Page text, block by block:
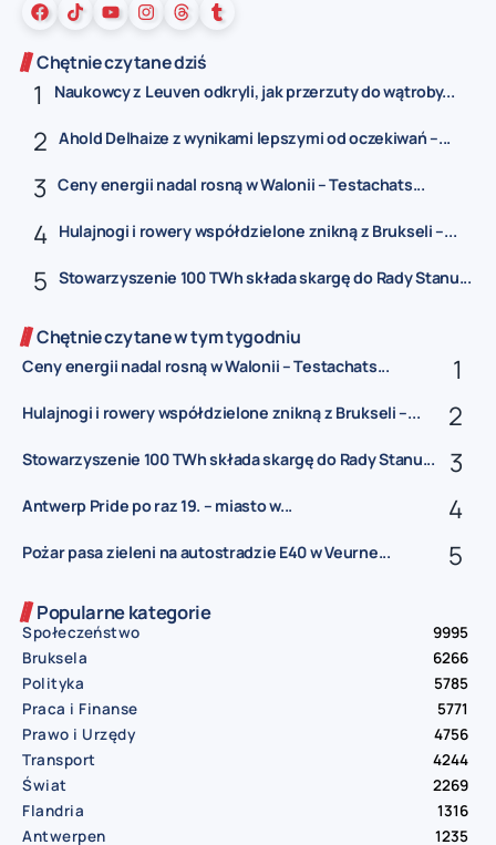
Chętnie czytane dziś
Naukowcy z Leuven odkryli, jak przerzuty do wątroby...
Ahold Delhaize z wynikami lepszymi od oczekiwań –...
Ceny energii nadal rosną w Walonii – Testachats...
Hulajnogi i rowery współdzielone znikną z Brukseli –...
Stowarzyszenie 100 TWh składa skargę do Rady Stanu...
Chętnie czytane w tym tygodniu
Ceny energii nadal rosną w Walonii – Testachats...
Hulajnogi i rowery współdzielone znikną z Brukseli –...
Stowarzyszenie 100 TWh składa skargę do Rady Stanu...
Antwerp Pride po raz 19. – miasto w...
Pożar pasa zieleni na autostradzie E40 w Veurne...
Popularne kategorie
Społeczeństwo
9995
Bruksela
6266
Polityka
5785
Praca i Finanse
5771
Prawo i Urzędy
4756
Transport
4244
Świat
2269
Flandria
1316
Antwerpen
1235